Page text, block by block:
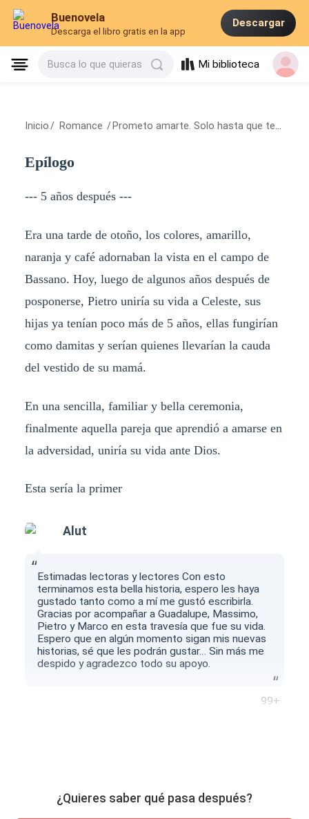
Buenovela
Descarga el libro gratis en la app
Descargar
Busca lo que quieras Mi biblioteca
Inicio / Romance / Prometo amarte. Solo hasta que tenga que decirte adiós
Epílogo
--- 5 años después ---
Era una tarde de otoño, los colores, amarillo,
naranja y café adornaban la vista en el campo de
Bassano. Hoy, luego de algunos años después de
posponerse, Pietro uniría su vida a Celeste, sus
hijas ya tenían poco más de 5 años, ellas fungirían
como damitas y serían quienes llevarían la cauda
del vestido de su mamá.
En una sencilla, familiar y bella ceremonia,
finalmente aquella pareja que aprendió a amarse en
la adversidad, uniría su vida ante Dios.
Esta sería la primer
Alut
Estimadas lectoras y lectores Con esto
terminamos esta bella historia, espero les haya
gustado tanto como a mí me gustó escribirla.
Gracias por acompañar a Guadalupe, Massimo,
Pietro y Marco en esta travesía que fue su vida.
Espero que en algún momento sigan mis nuevas
historias, sé que les podrán gustar… Sin más me
despido y agradezco todo su apoyo.
99+
¿Quieres saber qué pasa después?